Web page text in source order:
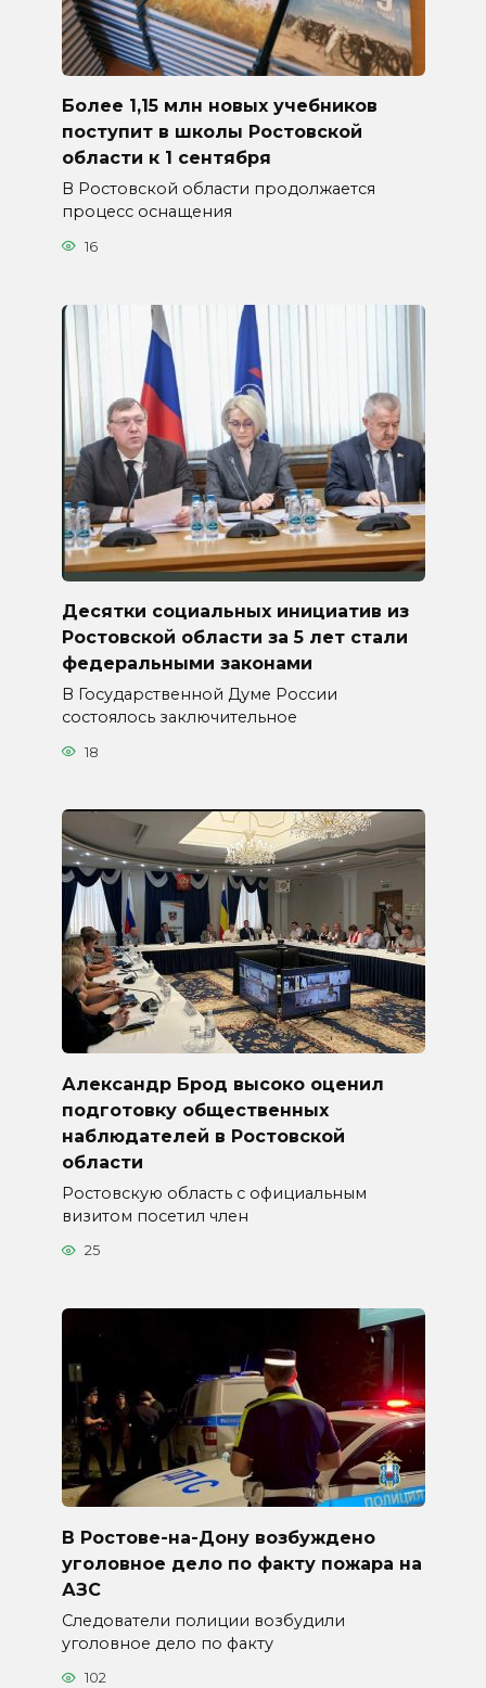
Более 1,15 млн новых учебников
поступит в школы Ростовской
области к 1 сентября
В Ростовской области продолжается
процесс оснащения
16
Десятки социальных инициатив из
Ростовской области за 5 лет стали
федеральными законами
В Государственной Думе России
состоялось заключительное
18
Александр Брод высоко оценил
подготовку общественных
наблюдателей в Ростовской
области
Ростовскую область с официальным
визитом посетил член
25
В Ростове-на-Дону возбуждено
уголовное дело по факту пожара на
АЗС
Следователи полиции возбудили
уголовное дело по факту
102